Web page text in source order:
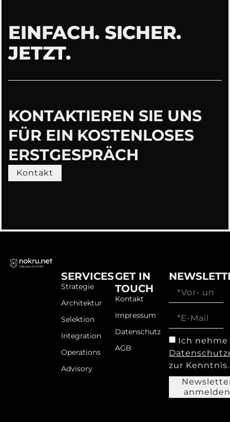
EINFACH. SICHER.
JETZT.
KONTAKTIEREN SIE UNS
FÜR EIN KOSTENLOSES
ERSTGESPRÄCH
Kontakt
SERVICES
Strategie
Architektur
Selektion
Integration
Operations
Advisory
GET IN
TOUCH
Kontakt
Impressum
Datenschutz
AGB
Ich nehme
zur Kenntnis.